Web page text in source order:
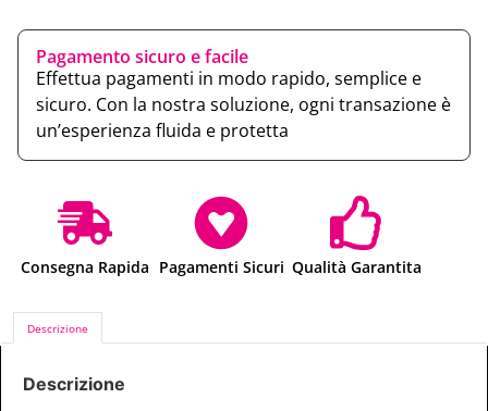
Pagamento sicuro e facile
Effettua pagamenti in modo rapido, semplice e
sicuro. Con la nostra soluzione, ogni transazione è
un’esperienza fluida e protetta
Consegna Rapida Pagamenti Sicuri Qualità Garantita
Descrizione
Descrizione